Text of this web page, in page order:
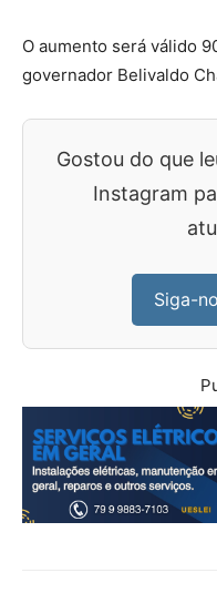
O aumento será válido
governador Belivaldo
Gostou do que
Instagram
Siga-